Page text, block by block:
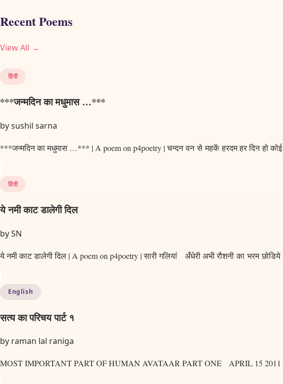
Recent Poems
View All →
हिंदी
***जन्मदिन का मधुमास …***
bysushil sarna
***जन्मदिन का मधुमास …*** | A poem on p4poetry | चन्दन वन से महकें हरदम हर दिन हो कोई
हिंदी
ये नमी काट डालेगी दिल
bySN
ये नमी काट डालेगी दिल | A poem on p4poetry | सारी गलियां अँधेरी अभी रौशनी का भरम
English
सत्य का परिचय पार्ट १
by raman lal raniga
MOST IMPORTANT PART OF HUMAN AVATAAR PART ONE APRIL 15